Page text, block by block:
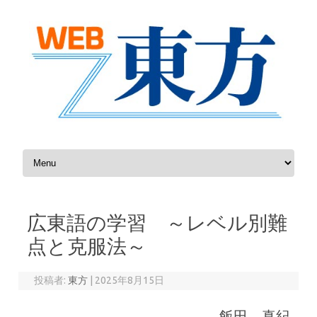
コンテンツへスキップ
広東語の学習 ～レベル別難
点と克服法～
投稿者:東方 | 2025年8月15日